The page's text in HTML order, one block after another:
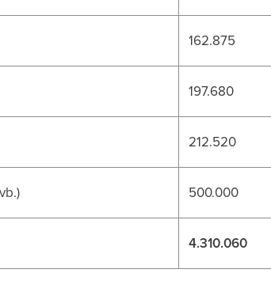
162.875
197.680
212.520
500.000
4.310.060